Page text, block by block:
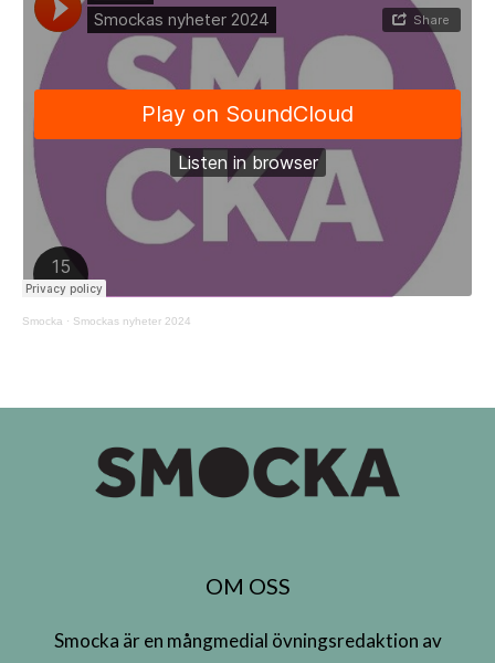
Smocka · Smockas nyheter 2024
OM OSS
Smocka är en mångmedial övningsredaktion av